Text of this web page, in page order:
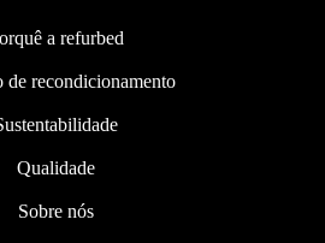
a refurbed
de recondicionamento
Qualidade
Sobre nós